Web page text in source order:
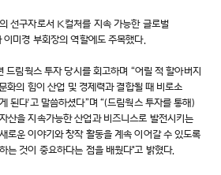
선구자로서 K컬처를 지속 가능한 글로벌
미경 부회장의 역할에도 주목했다.
림웍스 투자 당시를 회고하며 “어릴 적 할아버지
화의 힘이 산업 및 경제력과 결합될 때 비로소
된다'고 말씀하셨다”며 “(드림웍스 투자를 통해)
산을 지속가능한 산업과 비즈니스로 발전시키는
로운 이야기와 창작 활동을 계속 이어갈 수 있도록
는 것이 중요하다는 점을 배웠다"고 밝혔다.